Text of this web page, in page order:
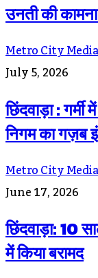
उनती की
Metro City Media
July 5, 2026
छिंदवाड़ा : गर्मी
निगम का गज़ब
Metro City Media
June 17, 2026
छिंदवाड़ा: 10
में किया बरामद